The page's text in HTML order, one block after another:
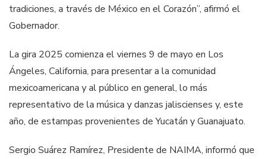
tradiciones, a través de México en el Corazón”, afirmó el
Gobernador.
La gira 2025 comienza el viernes 9 de mayo en Los
Ángeles, California, para presentar a la comunidad
mexicoamericana y al público en general, lo más
representativo de la música y danzas jaliscienses y, este
año, de estampas provenientes de Yucatán y Guanajuato.
Sergio Suárez Ramírez, Presidente de NAIMA, informó que